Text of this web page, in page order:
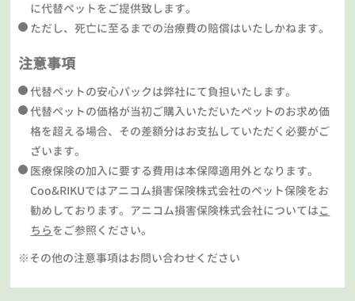
に代替ペットをご提供致します。
ただし、死亡に至るまでの治療費の賠償はいたしかねます。
注意事項
代替ペットの安心パックは弊社にて負担いたします。
代替ペットの価格が当初ご購入いただいたペットのお求め価
格を超える場合、その差額分はお支払していただく必要がご
ざいます。
医療保険の加入に要する費用は本保障適用外となります。
Coo&RIKUではアニコム損害保険株式会社のペット保険をお
勧めしております。アニコム損害保険株式会社についてはこ
ちらをご参照ください。
※その他の注意事項はお問い合わせください